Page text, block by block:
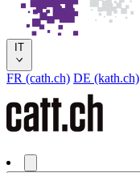
IT
FR (cath.ch) DE (kath.ch)